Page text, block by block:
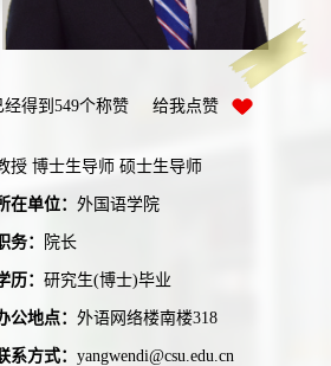
经得到 549个称赞 给我点赞
授 博士生导师 硕士生导师
在单位： 外国语学院
务： 院长
历： 研究生(博士)毕业
公地点： 外语网络楼南楼318
系方式： yangwendi@csu.edu.cn